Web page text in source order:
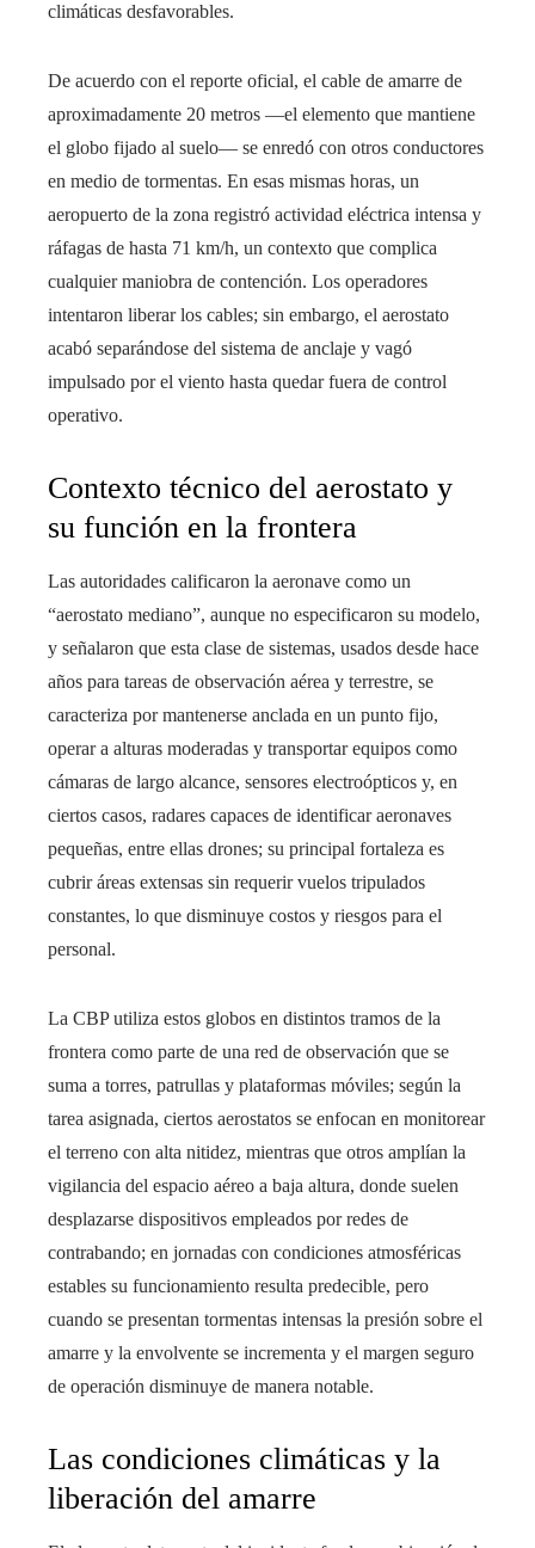
climáticas desfavorables.
De acuerdo con el reporte oficial, el cable de amarre de
aproximadamente 20 metros —el elemento que mantiene
el globo fijado al suelo— se enredó con otros conductores
en medio de tormentas. En esas mismas horas, un
aeropuerto de la zona registró actividad eléctrica intensa y
ráfagas de hasta 71 km/h, un contexto que complica
cualquier maniobra de contención. Los operadores
intentaron liberar los cables; sin embargo, el aerostato
acabó separándose del sistema de anclaje y vagó
impulsado por el viento hasta quedar fuera de control
operativo.
Contexto técnico del aerostato y
su función en la frontera
Las autoridades calificaron la aeronave como un
“aerostato mediano”, aunque no especificaron su modelo,
y señalaron que esta clase de sistemas, usados desde hace
años para tareas de observación aérea y terrestre, se
caracteriza por mantenerse anclada en un punto fijo,
operar a alturas moderadas y transportar equipos como
cámaras de largo alcance, sensores electroópticos y, en
ciertos casos, radares capaces de identificar aeronaves
pequeñas, entre ellas drones; su principal fortaleza es
cubrir áreas extensas sin requerir vuelos tripulados
constantes, lo que disminuye costos y riesgos para el
personal.
La CBP utiliza estos globos en distintos tramos de la
frontera como parte de una red de observación que se
suma a torres, patrullas y plataformas móviles; según la
tarea asignada, ciertos aerostatos se enfocan en monitorear
el terreno con alta nitidez, mientras que otros amplían la
vigilancia del espacio aéreo a baja altura, donde suelen
desplazarse dispositivos empleados por redes de
contrabando; en jornadas con condiciones atmosféricas
estables su funcionamiento resulta predecible, pero
cuando se presentan tormentas intensas la presión sobre el
amarre y la envolvente se incrementa y el margen seguro
de operación disminuye de manera notable.
Las condiciones climáticas y la
liberación del amarre